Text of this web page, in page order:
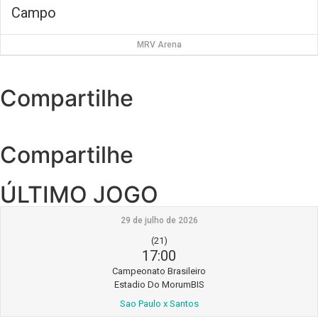
Campo
MRV Arena
Compartilhe
Compartilhe
ÚLTIMO JOGO
29 de julho de 2026
(21)
17:00
Campeonato Brasileiro
Estadio Do MorumBIS
Sao Paulo x Santos